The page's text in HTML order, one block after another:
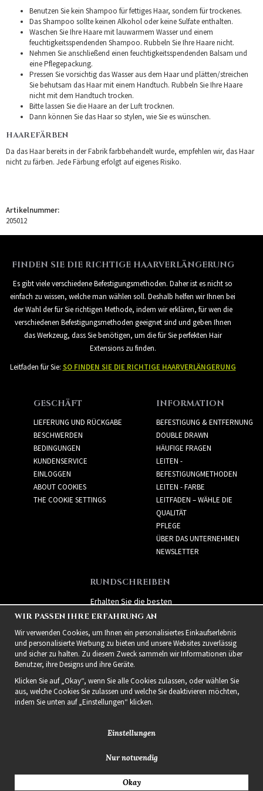
Benutzen Sie kein Shampoo für fettiges Haar, sondern für trockenes.
Das Shampoo sollte keinen Alkohol oder keine Sulfate enthalten.
Waschen Sie Ihre Haare mit lauwarmem Wasser und einem
feuchtigkeitsspendenden Shampoo. Rubbeln Sie Ihre Haare nicht.
Nehmen Sie anschließend einen feuchtigkeitsspendenden Balsam und
eine Pflegepackung.
Pressen Sie vorsichtig das Wasser aus dem Haar und plätten/streichen
Sie behutsam das Haar mit einem Handtuch. Rubbeln Sie Ihre Haare
nicht mit dem Handtuch trocken.
Bitte lassen Sie die Haare an der Luft trocknen.
Dann können Sie das Haar so stylen, wie Sie es wünschen.
HAAREFÄRBEN
Da das Haar bereits in der Fabrik farbbehandelt wurde, empfehlen wir, das Haar
nicht zu färben. Jede Färbung erfolgt auf eigenes Risiko.
Artikelnummer:
205012
FINDEN SIE DIE RICHTIGE HAARVERLÄNGERUNG
Es gibt viele verschiedene Befestigungsmethoden. Daher ist es nicht so
einfach zu wissen, welche man wählen soll. Deshalb helfen wir Ihnen bei
der Wahl der für Sie richtigen Methode, indem wir erklären, für wen die
verschiedenen Befestigungsmethoden geeignet sind und geben Ihnen
das Werkzeug, dass Sie benötigen, um die für Sie perfekten Hair
Extensions zu finden.
Leitfaden für Sie: SO FINDEN SIE DIE RICHTIGE HAARVERLÄNGERUNG
GESCHÄFT
LIEFERUNG UND RÜCKGABE
BESCHWERDEN
BEDINGUNGEN
KUNDENSERVICE
EINLOGGEN
ABOUT COOKIES
THE COOKIE SETTINGS
INFORMATION
BEFESTIGUNG & ENTFERNUNG
DOUBLE DRAWN
HÄUFIGE FRAGEN
LEITEN -
BEFESTIGUNGMETHODEN
LEITEN - FARBE
LEITFADEN – WÄHLE DIE
QUALITÄT
PFLEGE
ÜBER DAS UNTERNEHMEN
NEWSLETTER
RUNDSCHREIBEN
Erhalten Sie die besten
Angebote und spannende
neue Produkte!
2021 Delightful Hair
WIR PASSEN IHRE ERFAHRUNG AN
Wir verwenden Cookies, um Ihnen ein personalisiertes Einkaufserlebnis
und personalisierte Werbung zu bieten und unsere Websites zuverlässig
und sicher zu halten. Zu diesem Zweck sammeln wir Informationen über
Benutzer, ihre Designs und ihre Geräte.
Klicken Sie auf „Okay“, wenn Sie alle Cookies zulassen, oder wählen Sie
aus, welche Cookies Sie zulassen und welche Sie deaktivieren möchten,
indem Sie unten auf „Einstellungen“ klicken.
Einstellungen
Nur notwendig
Okay